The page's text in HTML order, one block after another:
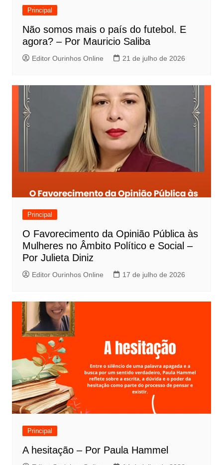
Principal
Não somos mais o país do futebol. E
agora? – Por Mauricio Saliba
Editor Ourinhos Online 21 de julho de 2026
Principal
O Favorecimento da Opinião Pública às
Mulheres no Âmbito Político e Social –
Por Julieta Diniz
Editor Ourinhos Online 17 de julho de 2026
Principal
A hesitação – Por Paula Hammel